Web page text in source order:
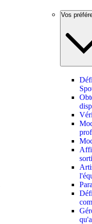
Vos